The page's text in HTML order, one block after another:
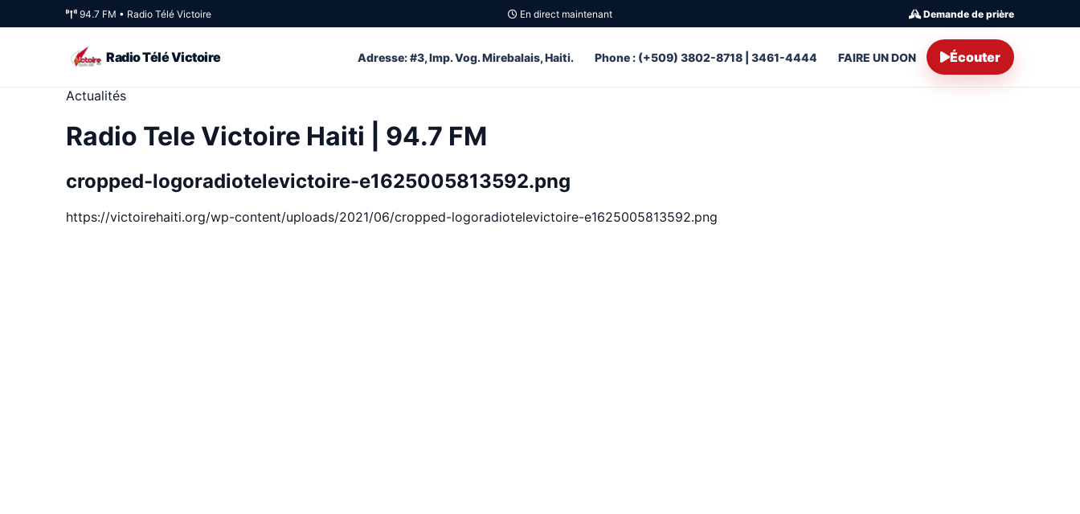
94.7 FM • Radio Télé Victoire En direct maintenant Demande de prière
Radio Télé Victoire Adresse: #3, Imp. Vog. Mirebalais, Haiti. Phone : (+509) 3802-8718 | 3461-4444 FAIRE UN DON Écouter
Actualités
Radio Tele Victoire Haiti | 94.7 FM
cropped-logoradiotelevictoire-e1625005813592.png
https://victoirehaiti.org/wp-content/uploads/2021/06/cropped-logoradiotelevictoire-e1625005813592.png